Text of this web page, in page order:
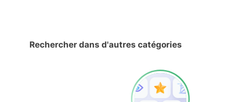
Rechercher dans d'autres catégories